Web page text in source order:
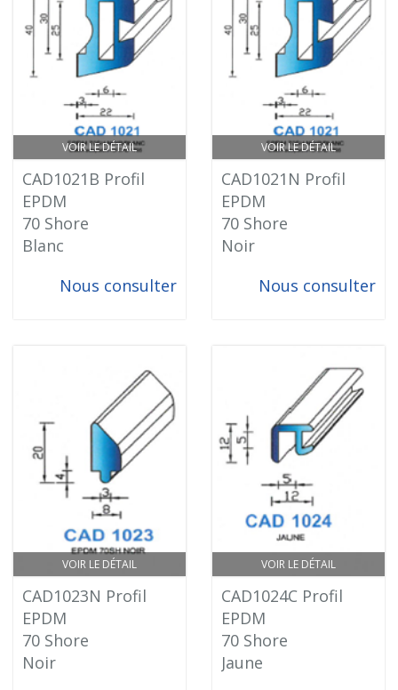
VOIR LE DÉTAIL
CAD1021B Profil
EPDM
70 Shore
Blanc
Nous consulter
VOIR LE DÉTAIL
CAD1021N Profil
EPDM
70 Shore
Noir
Nous consulter
VOIR LE DÉTAIL
CAD1023N Profil
EPDM
70 Shore
Noir
VOIR LE DÉTAIL
CAD1024C Profil
EPDM
70 Shore
Jaune